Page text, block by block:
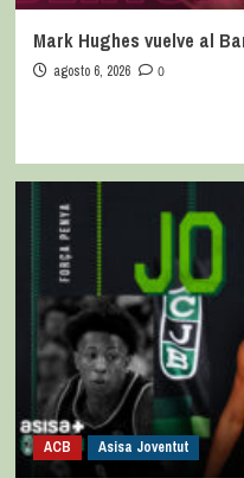
Mark Hughes vuelve al
agosto 6, 2026 0
ACB Asisa Joventut